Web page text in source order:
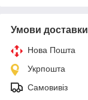
Умови доставки
Нова Пошта
Укрпошта
Самовивіз